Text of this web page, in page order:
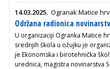
14.03.2025. Ogranak Matice
Održana radionica
U organizaciji Ogranka Matice
srednjih škola u ožujku je
je Ekonomska i birotehnička
urednica, magistra novinarstva